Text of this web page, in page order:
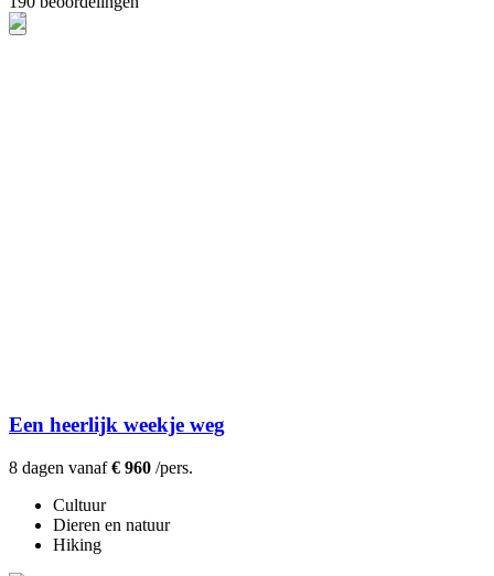
Een heerlijk weekje weg
8 dagen vanaf€ 960 /pers.
Cultuur
Dieren en natuur
Hiking